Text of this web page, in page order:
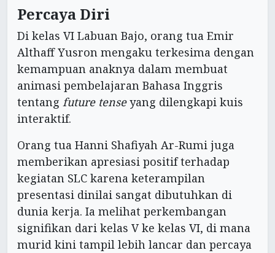
Percaya Diri
Di kelas VI Labuan Bajo, orang tua Emir
Althaff Yusron mengaku terkesima dengan
kemampuan anaknya dalam membuat
animasi pembelajaran Bahasa Inggris
tentang future tenseyang dilengkapi kuis
interaktif.
Orang tua Hanni Shafiyah Ar-Rumi juga
memberikan apresiasi positif terhadap
kegiatan SLC karena keterampilan
presentasi dinilai sangat dibutuhkan di
dunia kerja. Ia melihat perkembangan
signifikan dari kelas V ke kelas VI, di mana
murid kini tampil lebih lancar dan percaya